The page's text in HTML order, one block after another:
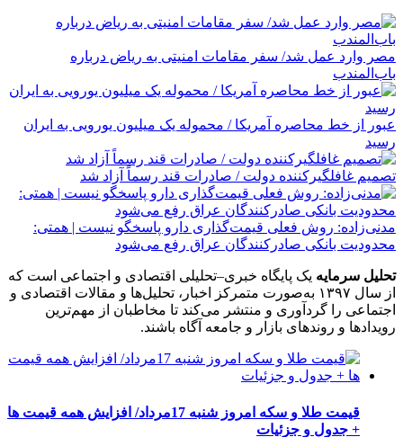
مصر وارد عمل شد/ سفر مقامات امنیتی به ریاض درباره
باب‌المندب
عبور از خط محاصره آمریکا / محموله یک میلیون یورویی به ایران
رسید
تصمیم غافلگیرکننده دولت / صادرات قند رسماً آزاد شد
مدنی‌زاده: روش فعلی قیمت‌گذاری دارو پاسخگو نیست | همتی:
محدودیت بانکی صادرکنندگان عراق رفع می‌شود
تحلیل سرمایه یک پایگاه خبری–تحلیلی اقتصادی و اجتماعی است که
از سال ۱۳۹۷ به‌صورت متمرکز اخبار، تحلیل‌ها و مقالات اقتصادی و
اجتماعی را گردآوری و منتشر می‌کند تا مخاطبان از مهم‌ترین
رویدادها و روندهای بازار و جامعه آگاه باشند.
قیمت طلا و سکه امروز شنبه 17مرداد/ افزایش همه قیمت ها
+ جدول و جزئیات